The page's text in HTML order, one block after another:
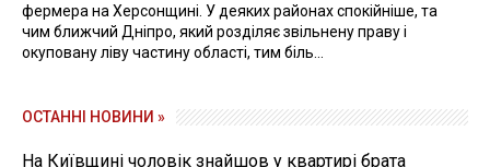
фермера на Херсонщині. У деяких районах спокійніше, та
чим ближчий Дніпро, який розділяє звільнену праву і
окуповану ліву частину області, тим біль...
ОСТАННІ НОВИНИ »
На Київщині чоловік знайшов у квартирі брата